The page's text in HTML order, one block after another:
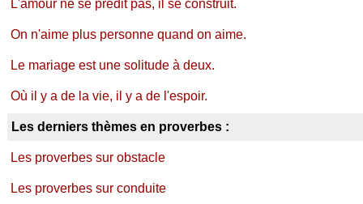
L'amour ne se prédit pas, il se construit.
On n'aime plus personne quand on aime.
Le mariage est une solitude à deux.
Où il y a de la vie, il y a de l'espoir.
Les derniers thèmes en proverbes :
Les proverbes sur obstacle
Les proverbes sur conduite